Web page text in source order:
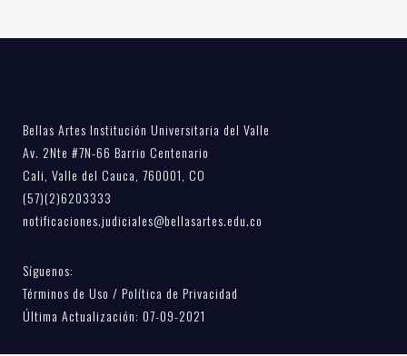
Bellas Artes Institución Universitaria del Valle
Av. 2Nte #7N-66 Barrio Centenario
Cali, Valle del Cauca, 760001, CO
(57)(2)6203333
notificaciones.judiciales@bellasartes.edu.co
Síguenos:
Términos de Uso / Política de Privacidad
Última Actualización: 07-09-2021